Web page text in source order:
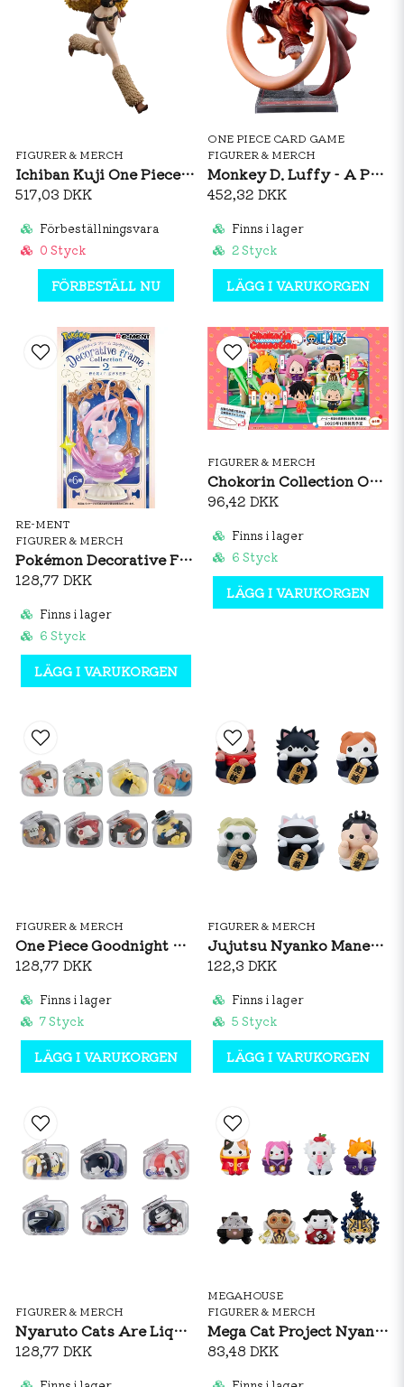
FIGURER & MERCH
Ichiban Kuji One Piece Elbaf Arc GIANT BASH!! Vol.1 - Nami
517,03 DKK
Förbeställningsvara
0 Styck
FÖRBESTÄLL NU
ONE PIECE CARD GAME
FIGURER & MERCH
Monkey D. Luffy - A Prize Ichiban Kuji Figure
452,32 DKK
Finns i lager
2 Styck
LÄGG I VARUKORGEN
RE-MENT
FIGURER & MERCH
Pokémon Decorative Frame Collection 2 Figurine
128,77 DKK
Finns i lager
6 Styck
LÄGG I VARUKORGEN
FIGURER & MERCH
Chokorin Collection ONE PIECE Egghead Edition
96,42 DKK
Finns i lager
6 Styck
LÄGG I VARUKORGEN
FIGURER & MERCH
One Piece Goodnight Nyanpiece! Cats Are Liquid Blind Box
128,77 DKK
Finns i lager
7 Styck
LÄGG I VARUKORGEN
FIGURER & MERCH
Jujutsu Nyanko Maneki Neko Nyan!
122,3 DKK
Finns i lager
5 Styck
LÄGG I VARUKORGEN
FIGURER & MERCH
Nyaruto Cats Are Liquid Good Night Nyaruto! Blind Box
128,77 DKK
MEGAHOUSE
FIGURER & MERCH
Mega Cat Project Nyan Piece! One Piece Egghead
83,48 DKK